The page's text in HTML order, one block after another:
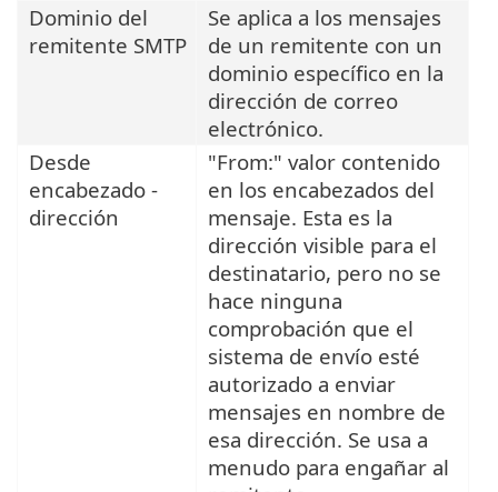
Dominio del
remitente SMTP
Se aplica a los mensajes
de un remitente con un
dominio específico en la
dirección de correo
electrónico.
Desde
encabezado -
dirección
"From:" valor contenido
en los encabezados del
mensaje. Esta es la
dirección visible para el
destinatario, pero no se
hace ninguna
comprobación que el
sistema de envío esté
autorizado a enviar
mensajes en nombre de
esa dirección. Se usa a
menudo para engañar al